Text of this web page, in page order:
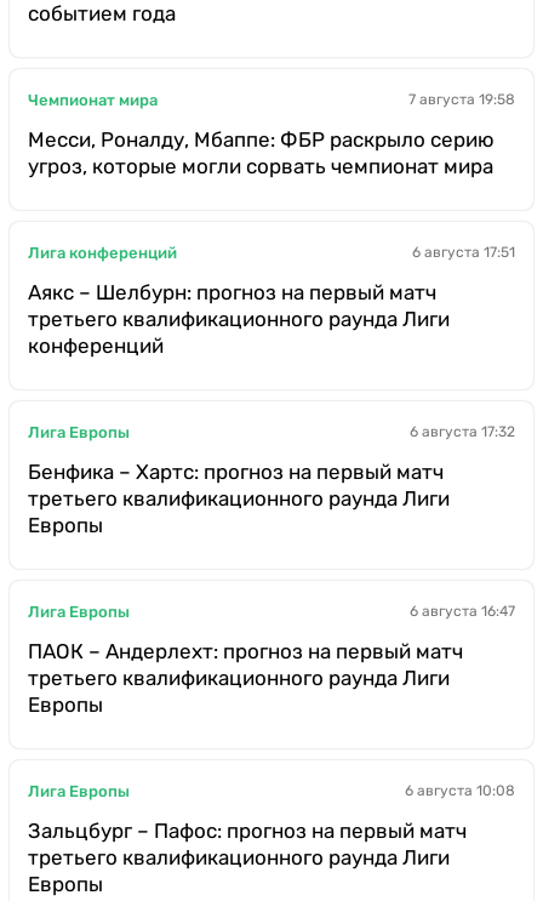
событием года
Чемпионат мира 7 августа 19:58
Месси, Роналду, Мбаппе: ФБР раскрыло серию
угроз, которые могли сорвать чемпионат мира
Лига конференций 6 августа 17:51
Аякс – Шелбурн: прогноз на первый матч
третьего квалификационного раунда Лиги
конференций
Лига Европы 6 августа 17:32
Бенфика – Хартс: прогноз на первый матч
третьего квалификационного раунда Лиги
Европы
Лига Европы 6 августа 16:47
ПАОК – Андерлехт: прогноз на первый матч
третьего квалификационного раунда Лиги
Европы
Лига Европы 6 августа 10:08
Зальцбург – Пафос: прогноз на первый матч
третьего квалификационного раунда Лиги
Европы